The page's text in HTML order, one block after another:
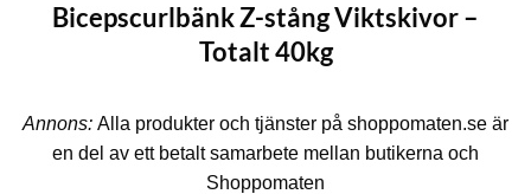
Bicepscurlbänk Z-stång Viktskivor –
Totalt 40kg
Annons: Alla produkter och tjänster på shoppomaten.se är
en del av ett betalt samarbete mellan butikerna och
Shoppomaten